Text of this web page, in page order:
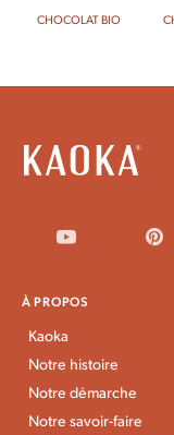
CHOCOLAT BIO
À PROPOS
Kaoka
Notre histoire
Notre démarche
Notre savoir-faire